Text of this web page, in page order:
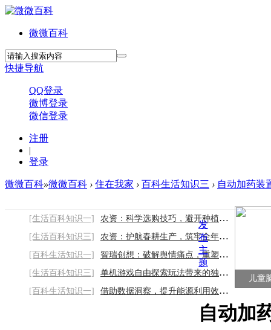
微微百科
快捷导航
QQ登录
微博登录
微信登录
注册
|
登录
微微百科»微微百科 › 住在我家 › 百科生活知识三 › 自动加药装
[生活百科知识一]
农资：科学选购技巧，避开种植采购误区
[生活百科知识三]
农资：护航春耕生产，筑牢全年丰收根基
[百科生活知识一]
智瑞创想：破解舆情痛点，重塑行业服务新标
[生活百科知识三]
单机游戏自由探索玩法带来的独特游玩乐趣
[百科生活知识一]
借助数据洞察，提升能源利用效能2026/8/9
儿童
发
布
主
题
自动加